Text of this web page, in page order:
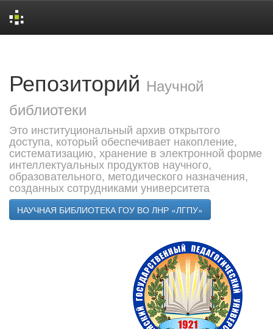
Репозиторий Научной
библиотеки
Это институциональный архив открытого
доступа, который обеспечивает накопление,
систематизацию, хранение в электронной форме
интеллектуальных продуктов научного,
образовательного, методического назначения,
созданных сотрудниками университета
НАУЧНАЯ БИБЛИОТЕКА ГОУ ВО ЛНР «ЛГПУ»